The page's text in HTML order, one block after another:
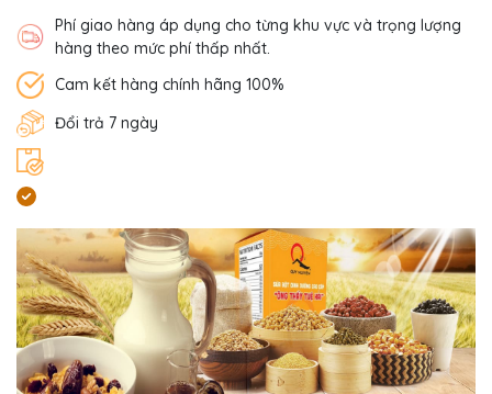
Phí giao hàng áp dụng cho từng khu vực và trọng lượng
hàng theo mức phí thấp nhất.
Cam kết hàng chính hãng 100%
Đổi trả 7 ngày